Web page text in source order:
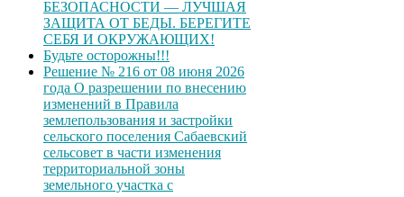
БЕЗОПАСНОСТИ — ЛУЧШАЯ
ЗАЩИТА ОТ БЕДЫ. БЕРЕГИТЕ
СЕБЯ И ОКРУЖАЮЩИХ!
Будьте осторожны!!!
Решение № 216 от 08 июня 2026
года О разрешении по внесению
изменений в Правила
землепользования и застройки
сельского поселения Сабаевский
сельсовет в части изменения
территориальной зоны
земельного участка с